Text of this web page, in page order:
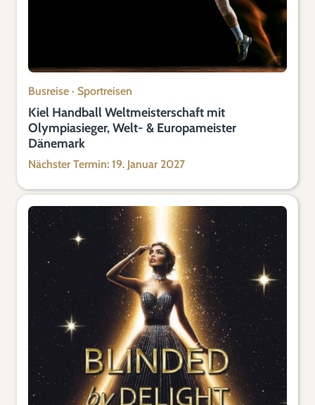
Busreise · Sportreisen
Kiel Handball Weltmeisterschaft mit
Olympiasieger, Welt- & Europameister
Dänemark
Nächster Termin: 19. Januar 2027